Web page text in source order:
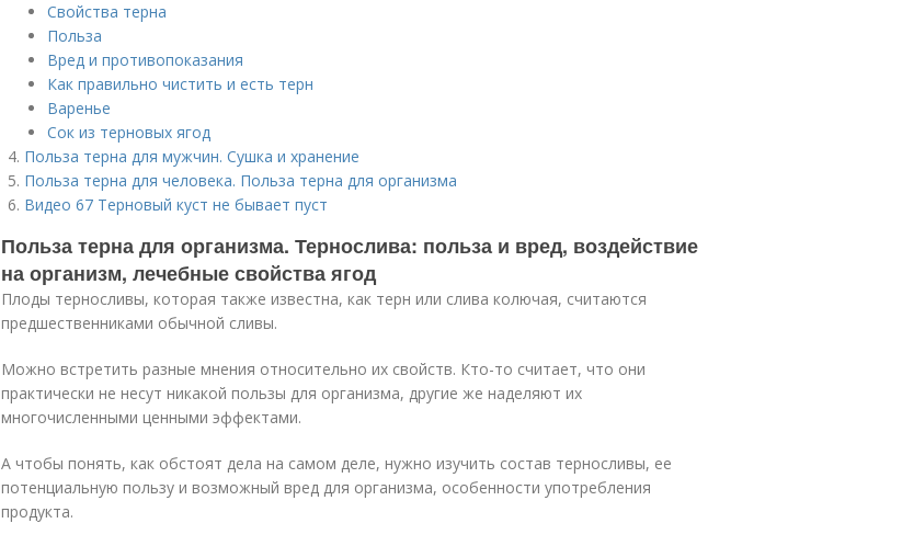
Свойства терна
Польза
Вред и противопоказания
Как правильно чистить и есть терн
Варенье
Сок из терновых ягод
Польза терна для мужчин. Сушка и хранение
Польза терна для человека. Польза терна для организма
Видео 67 Терновый куст не бывает пуст
Польза терна для организма. Тернослива: польза и вред, воздействие
на организм, лечебные свойства ягод
Плоды терносливы, которая также известна, как терн или слива колючая, считаются
предшественниками обычной сливы.
Можно встретить разные мнения относительно их свойств. Кто-то считает, что они
практически не несут никакой пользы для организма, другие же наделяют их
многочисленными ценными эффектами.
А чтобы понять, как обстоят дела на самом деле, нужно изучить состав терносливы, ее
потенциальную пользу и возможный вред для организма, особенности употребления
продукта.